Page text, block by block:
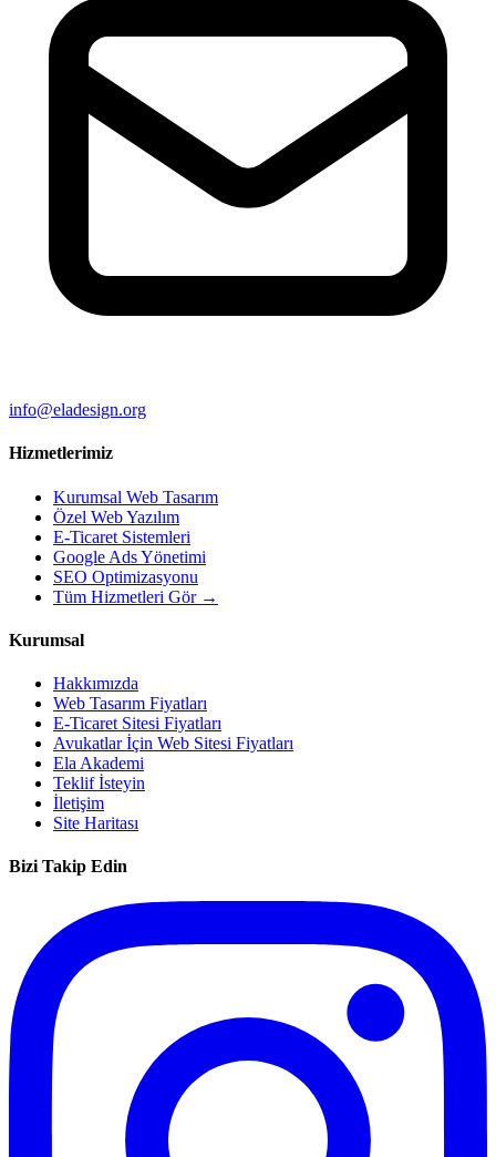
info@eladesign.org
Hizmetlerimiz
Kurumsal Web Tasarım
Özel Web Yazılım
E-Ticaret Sistemleri
Google Ads Yönetimi
SEO Optimizasyonu
Tüm Hizmetleri Gör →
Kurumsal
Hakkımızda
Web Tasarım Fiyatları
E-Ticaret Sitesi Fiyatları
Avukatlar İçin Web Sitesi Fiyatları
Ela Akademi
Teklif İsteyin
İletişim
Site Haritası
Bizi Takip Edin